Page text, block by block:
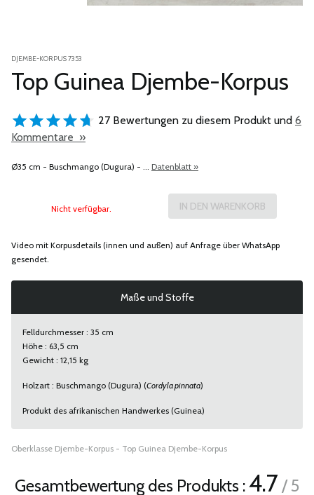
DJEMBE-KORPUS 7353
Top Guinea Djembe-Korpus
27 Bewertungen zu diesem Produkt und 6
Kommentare »
Ø35 cm - Buschmango (Dugura) - ... Datenblatt »
Nicht verfügbar.
Video mit Korpusdetails (innen und außen) auf Anfrage über WhatsApp
gesendet.
Maße und Stoffe
Felldurchmesser : 35 cm
Höhe : 63,5 cm
Gewicht : 12,15 kg
Holzart : Buschmango (Dugura) (Cordyla pinnata)
Produkt des afrikanischen Handwerkes (Guinea)
Oberklasse Djembe-Korpus - Top Guinea Djembe-Korpus
Gesamtbewertung des Produkts :4.7/ 5